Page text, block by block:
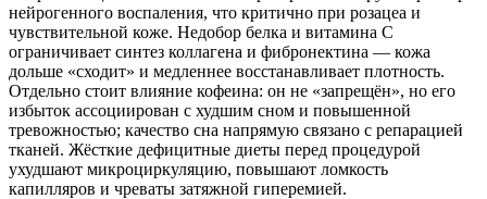
нейрогенного воспаления, что критично при розацеа и
чувствительной коже. Недобор белка и витамина С
ограничивает синтез коллагена и фибронектина — кожа
дольше «сходит» и медленнее восстанавливает плотность.
Отдельно стоит влияние кофеина: он не «запрещён», но его
избыток ассоциирован с худшим сном и повышенной
тревожностью; качество сна напрямую связано с репарацией
тканей. Жёсткие дефицитные диеты перед процедурой
ухудшают микроциркуляцию, повышают ломкость
капилляров и чреваты затяжной гиперемией.